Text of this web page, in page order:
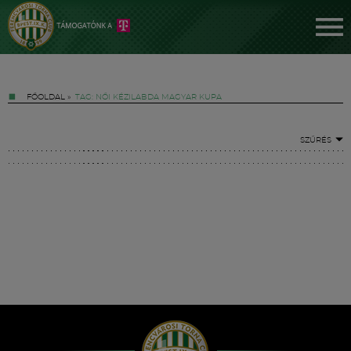
FŐOLDAL » TAG: NŐI KÉZILABDA MAGYAR KUPA
SZŰRÉS
Hírek